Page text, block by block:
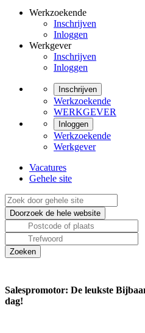
Werkzoekende
Inschrijven
Inloggen
Werkgever
Inschrijven
Inloggen
Inschrijven
Werkzoekende
WERKGEVER
Inloggen
Werkzoekende
Werkgever
Vacatures
Gehele site
Salespromotor: De leukste
dag!